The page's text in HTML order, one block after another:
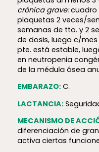
crónica grave:cuadro
plaquetas 2 veces/
semanas de tto. y 2
de dosis, luego c/mes
pte. está estable,
en neutropenia
de la médula ósea
EMBARAZO:C.
LACTANCIA:
MECANISMO DE
diferenciación de
activa ciertas